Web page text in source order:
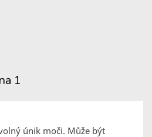
1
únik moči. Může být